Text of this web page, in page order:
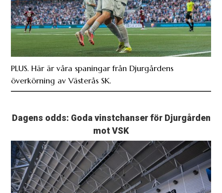
PLUS. Här är våra spaningar från Djurgårdens
överkörning av Västerås SK.
Dagens odds: Goda vinstchanser för Djurgården
mot VSK